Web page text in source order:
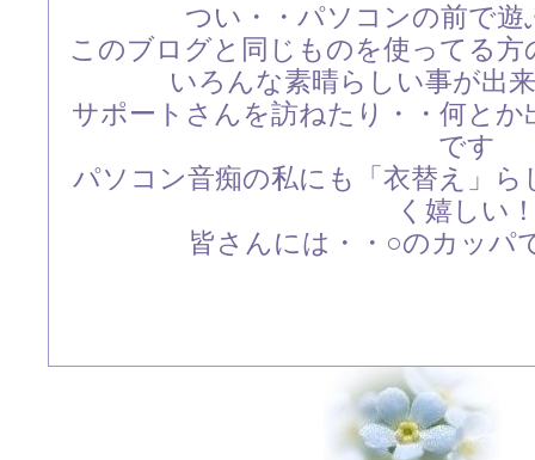
つい・・パソコンの前で遊
このブログと同じものを使ってる
いろんな素晴らしい事が出
サポートさんを訪ねたり・・何と
です
パソコン音痴の私にも「衣替え」
く嬉しい
皆さんには・・○のカッパ